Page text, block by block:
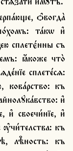
та́кѡ и҆
сплетє́нны съ
ꙗ҆́коже что̀
сплете́сѧ:
кова́рство: къ
и҆
и҆ своечи́нїе, и҆
ѹ҆чи́телства: къ
лѣ̑ность: къ